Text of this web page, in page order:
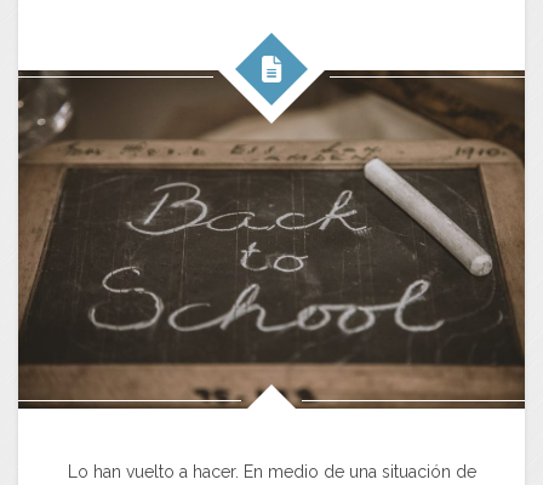
Lo han vuelto a hacer. En medio de una situación de